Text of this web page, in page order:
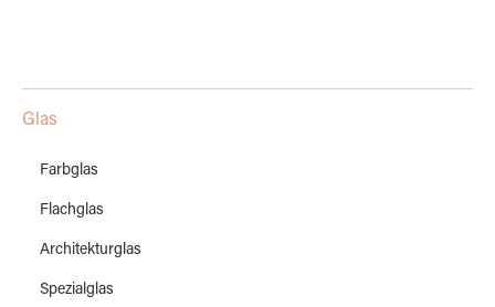
Glas
Farbglas
Flachglas
Architekturglas
Spezialglas